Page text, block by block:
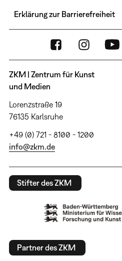
Erklärung zur Barrierefreiheit
ZKM | Zentrum für Kunst
und Medien
Lorenzstraße 19
76135 Karlsruhe
+49 (0) 721 - 8100 - 1200
info@zkm.de
Stifter des ZKM
Partner des ZKM